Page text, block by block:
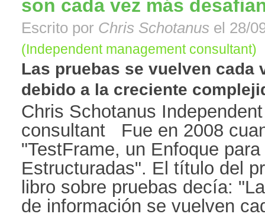
son cada vez más
Escrito por Chris Schotanus el 28/
(Independent management consultant)
Las pruebas se vuelven cada
debido a la creciente
Chris Schotanus
consultant Fue en 2008
"TestFrame, un Enfoque
Estructuradas". El título del
libro sobre pruebas decía:
de información se vuelven